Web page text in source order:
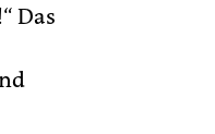
Das